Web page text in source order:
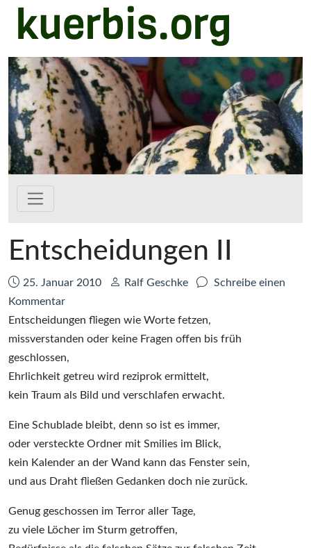
Zum Hauptinhalt springen
kuerbis.org
Entscheidungen II
Datum:
25. Januar 2010 Autor:
Ralf Geschke
Schreibe einen
Kommentarzu
Entscheidungen
II
Entscheidungen fliegen wie Worte fetzen,
missverstanden oder keine Fragen offen bis früh
geschlossen,
Ehrlichkeit getreu wird reziprok ermittelt,
kein Traum als Bild und verschlafen erwacht.
Eine Schublade bleibt, denn so ist es immer,
oder versteckte Ordner mit Smilies im Blick,
kein Kalender an der Wand kann das Fenster sein,
und aus Draht fließen Gedanken doch nie zurück.
Genug geschossen im Terror aller Tage,
zu viele Löcher im Sturm getroffen,